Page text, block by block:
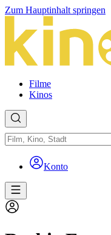
Zum Hauptinhalt springen
Filme
Kinos
Konto